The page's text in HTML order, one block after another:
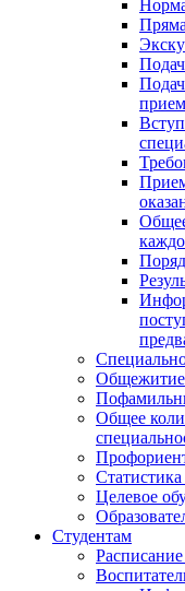
Общежитие
Общее
Целевое
Студентам